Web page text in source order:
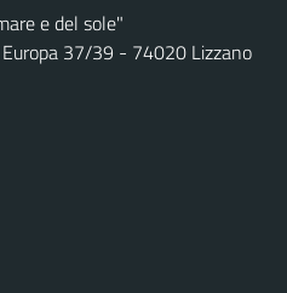
e del sole"
37/39 - 74020 Lizzano